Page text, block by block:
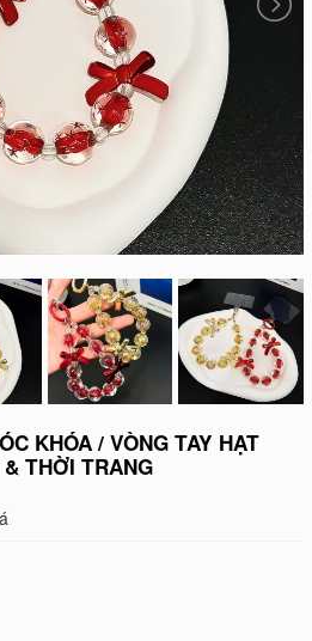
KHÓA / VÒNG TAY HẠT
THỜI TRANG